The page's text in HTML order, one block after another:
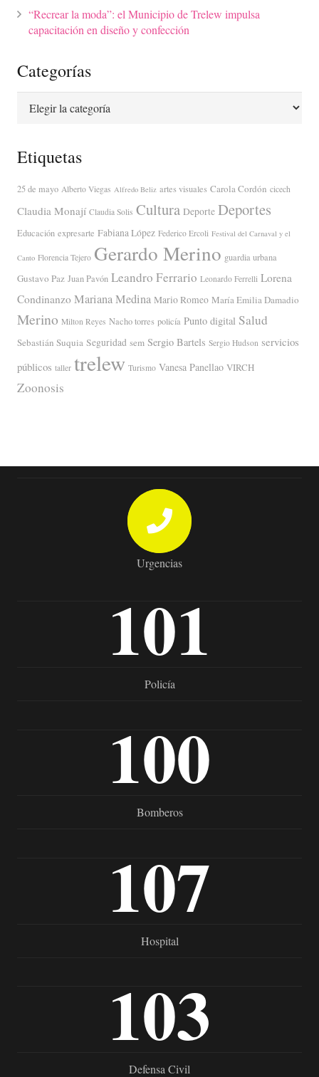
“Recrear la moda”: el Municipio de Trelew impulsa
capacitación en diseño y confección
Categorías
Categorías
Etiquetas
25 de mayo Alberto Viegas Alfredo Beliz artes visuales Carola Cordón cicech
Claudia Monají Claudia Solis Cultura Deporte Deportes
Educación expresarte Fabiana López Federico Ercoli Festival del Carnaval y el
Canto Florencia Tejero Gerardo Merino guardia urbana
Gustavo Paz Juan Pavón Leandro Ferrario Leonardo Ferrelli Lorena
Condinanzo Mariana Medina Mario Romeo María Emilia Damadio
Merino Milton Reyes Nacho torres policía Punto digital Salud
Sebastián Suquia Seguridad sem Sergio Bartels Sergio Hudson servicios
públicos taller trelew Turismo Vanesa Panellao VIRCH
Zoonosis
Urgencias
101
Policía
100
Bomberos
107
Hospital
103
Defensa Civil